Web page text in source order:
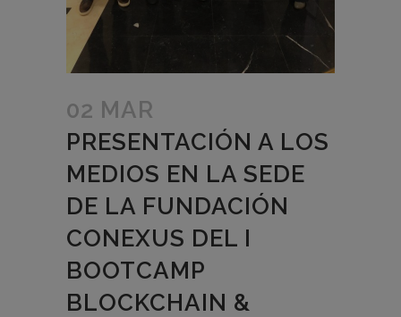
02 MAR
PRESENTACIÓN A LOS
MEDIOS EN LA SEDE
DE LA FUNDACIÓN
CONEXUS DEL I
BOOTCAMP
BLOCKCHAIN &